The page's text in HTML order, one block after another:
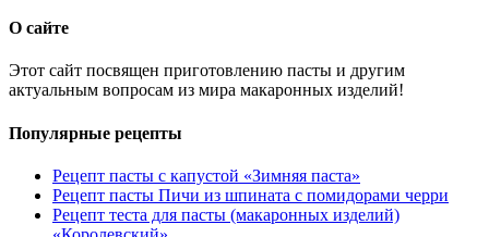
О сайте
Этот сайт посвящен приготовлению пасты и другим
актуальным вопросам из мира макаронных изделий!
Популярные рецепты
Рецепт пасты с капустой «Зимняя паста»
Рецепт пасты Пичи из шпината с помидорами черри
Рецепт теста для пасты (макаронных изделий)